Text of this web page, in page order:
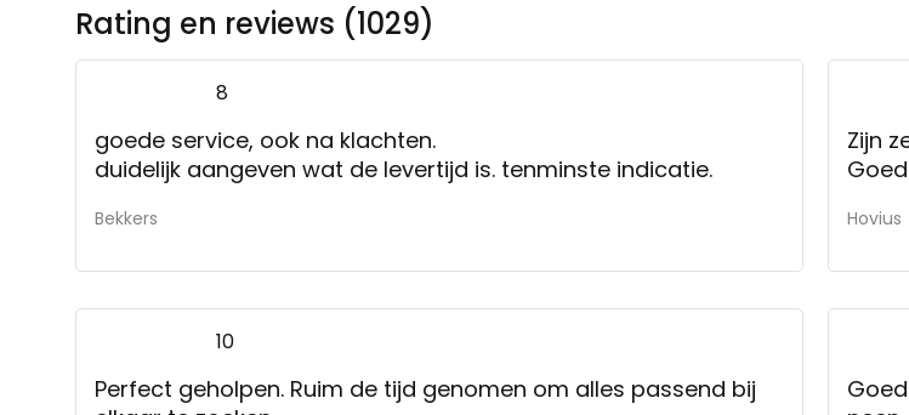
Rating en reviews (1029)
8
goede service, ook na klachten.
duidelijk aangeven wat de levertijd is. tenminste indicatie.
Bekkers
Zijn
Hovius
10
Perfect geholpen. Ruim de tijd genomen om alles passend bij
Goed